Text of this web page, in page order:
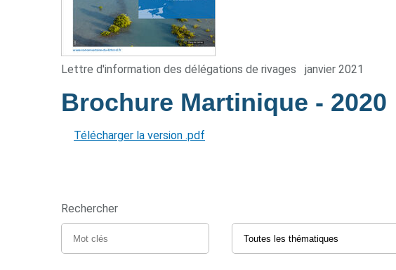
Lettre d'information des délégations de rivages janvier 2021
Brochure Martinique - 2020
Télécharger la version .pdf
Rechercher